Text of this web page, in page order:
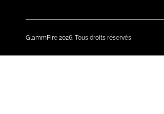
GlammFire 2026. Tous droits réservés